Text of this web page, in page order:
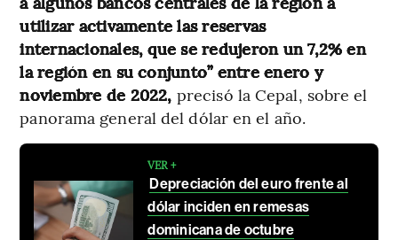
utilizar activamente las reservas
internacionales, que se redujeron un 7,2% en
la región en su conjunto” entre enero y
noviembre de 2022, precisó la Cepal, sobre el
panorama general del dólar en el año.
VER +
Depreciación del euro frente al
dólar inciden en remesas
dominicana de octubre